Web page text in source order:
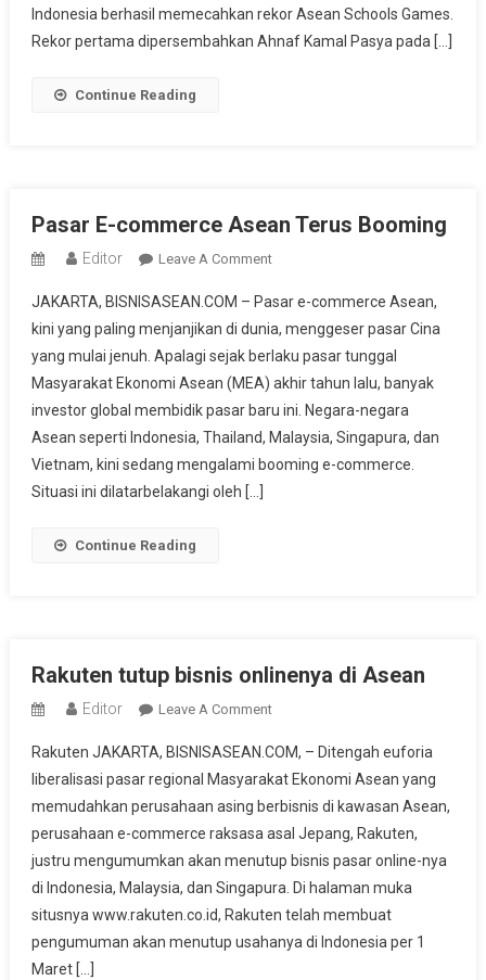
Kejuaraan
Renang
Indonesia berhasil memecahkan rekor Asean Schools Games.
Rekor pertama dipersembahkan Ahnaf Kamal Pasya pada […]
Continue Reading
Pasar E-commerce Asean Terus Booming
Editor Leave A CommentOn
E-
Commerce
Asean
Terus
Booming
JAKARTA, BISNISASEAN.COM – Pasar e-commerce Asean,
kini yang paling menjanjikan di dunia, menggeser pasar Cina
yang mulai jenuh. Apalagi sejak berlaku pasar tunggal
Masyarakat Ekonomi Asean (MEA) akhir tahun lalu, banyak
investor global membidik pasar baru ini. Negara-negara
Asean seperti Indonesia, Thailand, Malaysia, Singapura, dan
Vietnam, kini sedang mengalami booming e-commerce.
Situasi ini dilatarbelakangi oleh […]
Continue Reading
Rakuten tutup bisnis onlinenya di Asean
Editor Leave A CommentOn
Tutup
Bisnis
Onlinenya
Di
Asean
Rakuten JAKARTA, BISNISASEAN.COM, – Ditengah euforia
liberalisasi pasar regional Masyarakat Ekonomi Asean yang
memudahkan perusahaan asing berbisnis di kawasan Asean,
perusahaan e-commerce raksasa asal Jepang, Rakuten,
justru mengumumkan akan menutup bisnis pasar online-nya
di Indonesia, Malaysia, dan Singapura. Di halaman muka
situsnya www.rakuten.co.id, Rakuten telah membuat
pengumuman akan menutup usahanya di Indonesia per 1
Maret […]